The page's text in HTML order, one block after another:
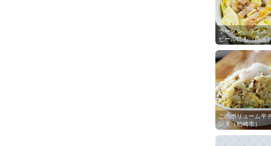
ラーメン、ライス
ビールにも（西区
このボリューム半
ン？（柏崎市）